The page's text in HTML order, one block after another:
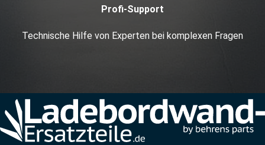
Profi-Support
Technische Hilfe von Experten bei komplexen Fragen